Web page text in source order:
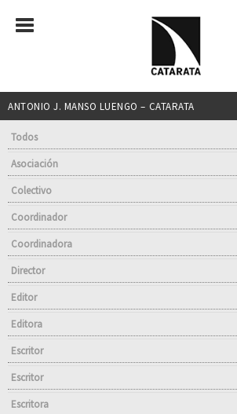
ANTONIO J. MANSO LUENGO – CATARATA
Todos
Asociación
Colectivo
Coordinador
Coordinadora
Director
Editor
Editora
Escritor
Escritor
Escritora